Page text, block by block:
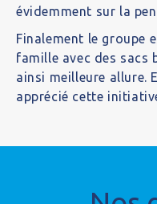
évidemment sur la
Finalement le groupe
famille avec des sacs
ainsi meilleure allure.
apprécié cette